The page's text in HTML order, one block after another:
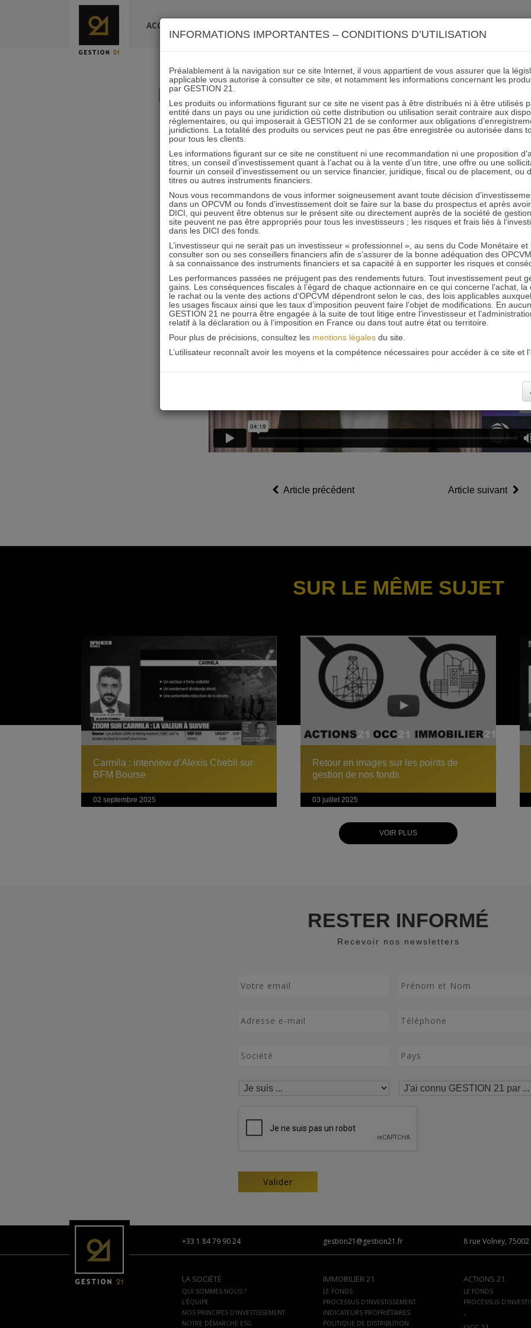
ACCUEIL
L’immobilier coté retrouve enfin ses
(interview L. Gauville
13.10.2024 - Partagez l'article sur
« L’immobilier coté retrouve enfin ses deux jambes !… et peut aller très loin sur les 5
Interview de Laurent GAUVILLE par Benjamin FLOTTES DE POUZOLS au
Article précédent Article suivant
SUR LE MÊME SUJET
Carmila : interview d’Alexis Chebli sur
BFM Bourse
02 septembre 2025
Retour en images sur les points de
gestion de nos fonds
03 juillet 2025
VOIR PLUS
RESTER INFORMÉ
Recevoir nos newsletters
+33 1 84 79 90 24 gestion21@gestion21.fr 8 rue Volney, 75002
LA SOCIÉTÉ
QUI SOMMES-NOUS ?
L'ÉQUIPE
NOS PRINCIPES D'INVESTISSEMENT
NOTRE DÉMARCHE ESG
IMMOBILIER 21
LE FONDS
PROCESSUS D'INVESTISSEMENT
INDICATEURS PROPRIÉTAIRES
POLITIQUE DE DISTRIBUTION
ACTIONS 21
LE FONDS
PROCESSUS
-
INFORMATIONS IMPORTANTES – CONDITIONS D’UTILISATION
Préalablement à la navigation sur ce site Internet, il vous appartient de vous assurer que la
applicable vous autorise à consulter ce site, et notamment les informations concernant les
par GESTION 21.
Les produits ou informations figurant sur ce site ne visent pas à être distribués ni à être utilisés
entité dans un pays ou une juridiction où cette distribution ou utilisation serait contraire aux
réglementaires, ou qui imposerait à GESTION 21 de se conformer aux obligations
juridictions. La totalité des produits ou services peut ne pas être enregistrée ou autorisée dans
pour tous les clients.
Les informations figurant sur ce site ne constituent ni une recommandation ni une proposition
titres, un conseil d’investissement quant à l’achat ou à la vente d’un titre, une offre ou une
fournir un conseil d’investissement ou un service financier, juridique, fiscal ou de placement, ou
titres ou autres instruments financiers.
Nous vous recommandons de vous informer soigneusement avant toute décision
dans un OPCVM ou fonds d’investissement doit se faire sur la base du prospectus et après
DICI, qui peuvent être obtenus sur le présent site ou directement auprès de la société de
site peuvent ne pas être appropriés pour tous les investisseurs ; les risques et frais liés à
dans les DICI des fonds.
L’investisseur qui ne serait pas un investisseur « professionnel », au sens du Code Monétaire
consulter son ou ses conseillers financiers afin de s’assurer de la bonne adéquation des
à sa connaissance des instruments financiers et sa capacité à en supporter les risques et
Les performances passées ne préjugent pas des rendements futurs. Tout investissement peut
gains. Les conséquences fiscales à l’égard de chaque actionnaire en ce qui concerne l’achat, la
le rachat ou la vente des actions d’OPCVM dépendront selon le cas, des lois applicables
les usages fiscaux ainsi que les taux d’imposition peuvent faire l’objet de modifications. En
GESTION 21 ne pourra être engagée à la suite de tout litige entre l’investisseur et
relatif à la déclaration ou à l’imposition en France ou dans tout autre état ou territoire.
Pour plus de précisions, consultez les mentions légalesdu site.
L’utilisateur reconnaît avoir les moyens et la compétence nécessaires pour accéder à ce site et